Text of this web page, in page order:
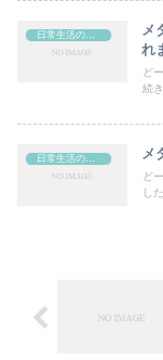
日常生活の出来事
メ
れ
ど
続
メ
ど
し